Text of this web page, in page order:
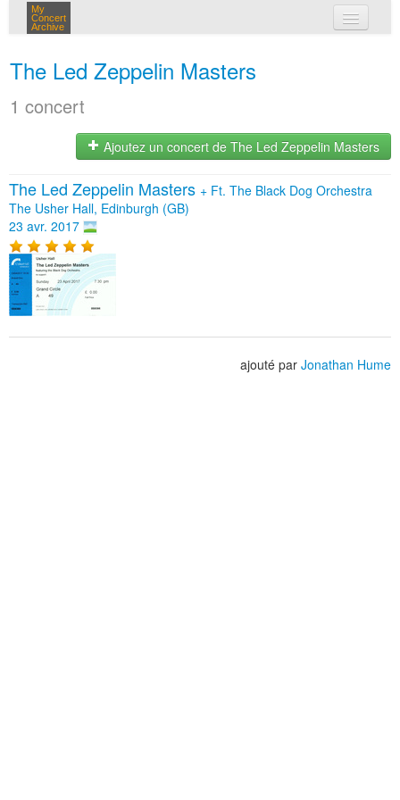
My
Concert
Archive
The Led Zeppelin Masters
1 concert
Ajoutez un concert de The Led Zeppelin Masters
The Led Zeppelin Masters + Ft. The Black Dog Orchestra
The Usher Hall, Edinburgh (GB)
23 avr. 2017
ajouté par Jonathan Hume